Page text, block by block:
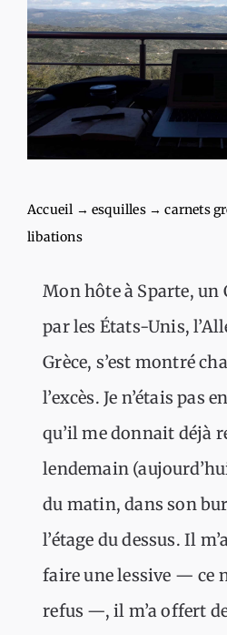
Accueil → esquilles→carnets
libations
Mon hôte à Sparte, un
par les États-Unis,
Grèce, s’est montré
l’excès. Je n’étais pas
qu’il me donnait déjà
lendemain
du matin, dans son
l’étage du dessus. Il
faire une lessive — ce
refus —, il m’a offert